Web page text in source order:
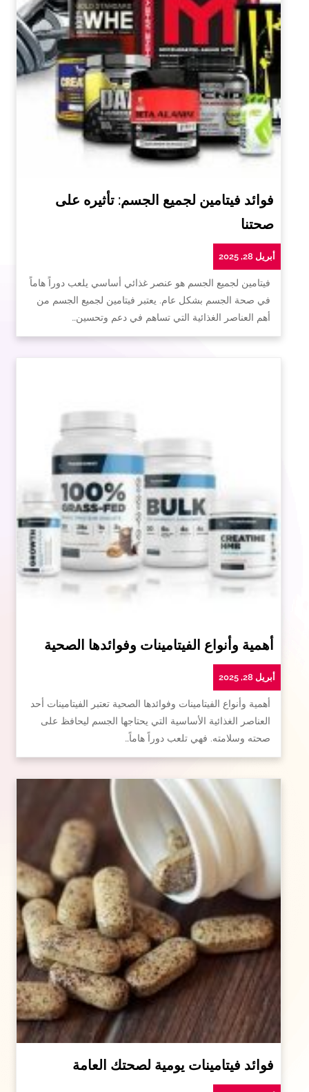
فوائد فيتامين لجميع الجسم: تأثيره على
صحتنا
أبريل 28, 2025
فيتامين لجميع الجسم هو عنصر غذائي أساسي يلعب دوراً هاماً
في صحة الجسم بشكل عام. يعتبر فيتامين لجميع الجسم من
أهم العناصر الغذائية التي تساهم في دعم وتحسين…
أهمية وأنواع الفيتامينات وفوائدها الصحية
أبريل 28, 2025
أهمية وأنواع الفيتامينات وفوائدها الصحية تعتبر الفيتامينات أحد
العناصر الغذائية الأساسية التي يحتاجها الجسم ليحافظ على
صحته وسلامته. فهي تلعب دوراً هاماً…
فوائد فيتامينات يومية لصحتك العامة